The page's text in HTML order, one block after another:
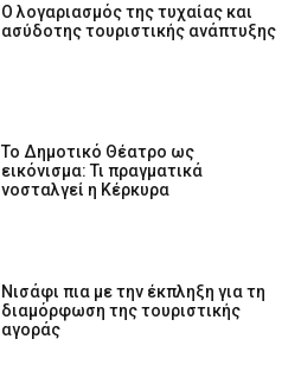
Ο λογαριασμός της τυχαίας και
ασύδοτης τουριστικής ανάπτυξης
Το Δημοτικό Θέατρο ως
εικόνισμα: Τι πραγματικά
νοσταλγεί η Κέρκυρα
Νισάφι πια με την έκπληξη για τη
διαμόρφωση της τουριστικής
αγοράς